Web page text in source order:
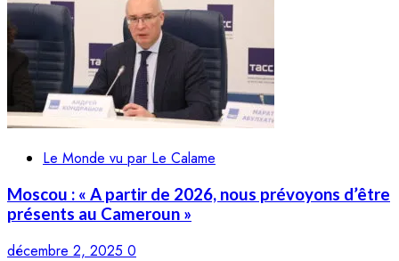
Le Monde vu par Le Calame
Moscou : « A partir de 2026, nous prévoyons d’être
présents au Cameroun »
décembre 2, 2025 0